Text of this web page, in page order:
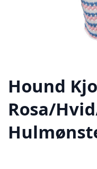
Hound
Rosa/